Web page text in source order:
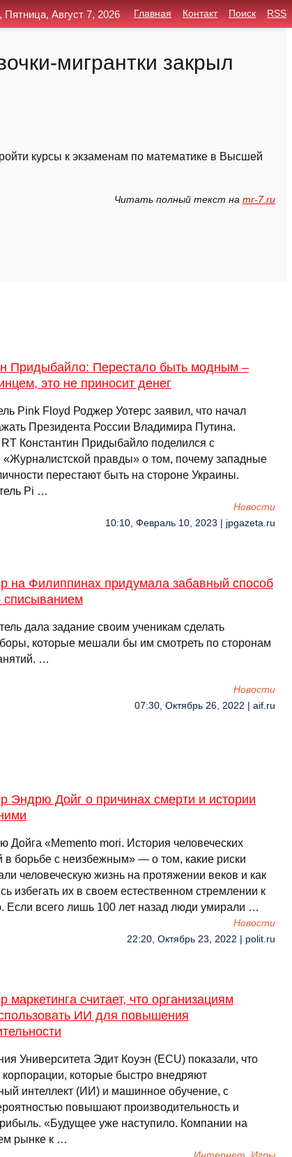
мигрантки закрыл
курсы к экзаменам по математике в Высшей
Читать полный текст на mr-7.ru
Придыбайло: Перестало быть модным –
это не приносит денег
Pink Floyd Роджер Уотерс заявил, что начал
Президента России Владимира Путина.
Константин Придыбайло поделился с
«Журналистской правды» о том, почему западные
перестают быть на стороне Украины.
Pi …
Новости
10:10, Февраль 10, 2023 | jpgazeta.ru
на Филиппинах придумала забавный способ
списыванием
дала задание своим ученикам сделать
которые мешали бы им смотреть по сторонам
…
Новости
07:30, Октябрь 26, 2022 | aif.ru
Эндрю Дойг о причинах смерти и истории
Дойга «Memento mori. История человеческих
в борьбе с неизбежным» — о том, какие риски
человеческую жизнь на протяжении веков и как
избегать их в своем естественном стремлении к
Если всего лишь 100 лет назад люди умирали …
Новости
22:20, Октябрь 23, 2022 | polit.ru
маркетинга считает, что организациям
ИИ для повышения
Университета Эдит Коуэн (ECU) показали, что
которые быстро внедряют
интеллект (ИИ) и машинное обучение, с
повышают производительность и
«Будущее уже наступило. Компании на
рынке к …
Пятница, Август 7, 2026 Главная Контакт Поиск RSS